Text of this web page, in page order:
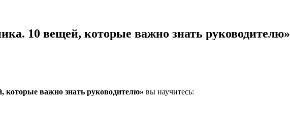
10 вещей, которые важно знать руководителю»
которые важно знать руководителю» вы научитесь: